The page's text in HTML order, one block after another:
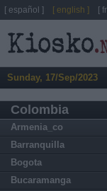
Sunday, 17/Sep/2023
Colombia
Armenia_co
Barranquilla
Bogota
Bucaramanga
[ español ] [ english ] [